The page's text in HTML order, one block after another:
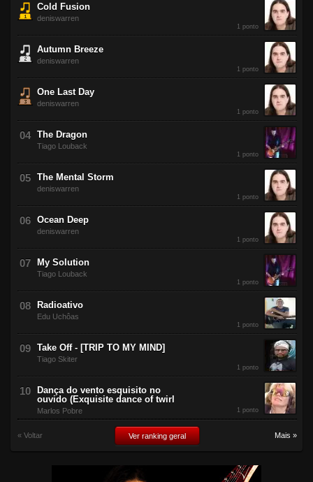
Cold Fusion
deniswarren
1 ponto
Autumn Breeze
deniswarren
1 ponto
One Last Day
deniswarren
1 ponto
The Dragon
Tiago Louback
1 ponto
The Mental Storm
deniswarren
1 ponto
Ocean Deep
deniswarren
1 ponto
My Solution
Tiago Louback
1 ponto
Radioativo
Edu Uchôas
1 ponto
Take Off - [TRIP TO MY MIND]
Tiago Skiter
1 ponto
Dança do vento esquisito no
ouvido (Exquisite dance of twirl
Marlos Pobre 1 ponto
« Voltar Ver ranking geral Mais »